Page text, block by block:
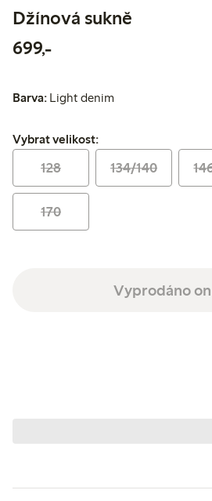
Džínová sukně
699,-699,00 Kč
Barva: Light denim
Vybrat velikost:
Vybrat velikost:
128 134/140
170
Vyprodáno